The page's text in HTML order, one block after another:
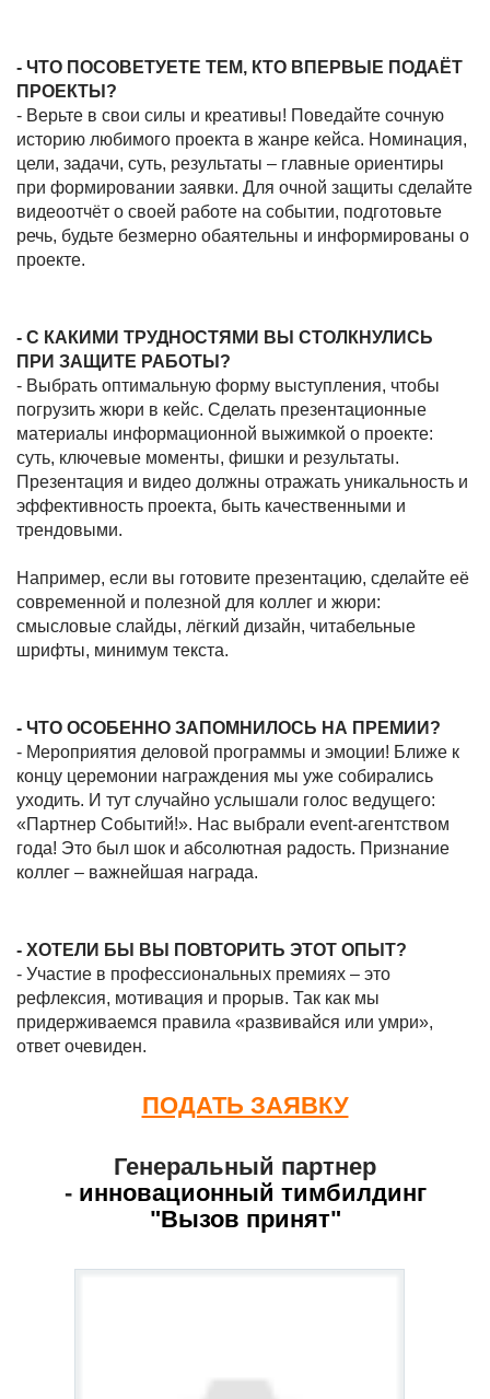
- ЧТО ПОСОВЕТУЕТЕ ТЕМ, КТО ВПЕРВЫЕ ПОДАЁТ
ПРОЕКТЫ?
- Верьте в свои силы и креативы! Поведайте сочную
историю любимого проекта в жанре кейса. Номинация,
цели, задачи, суть, результаты – главные ориентиры
при формировании заявки. Для очной защиты сделайте
видеоотчёт о своей работе на событии, подготовьте
речь, будьте безмерно обаятельны и информированы о
проекте.
- С КАКИМИ ТРУДНОСТЯМИ ВЫ СТОЛКНУЛИСЬ
ПРИ ЗАЩИТЕ РАБОТЫ?
- Выбрать оптимальную форму выступления, чтобы
погрузить жюри в кейс. Сделать презентационные
материалы информационной выжимкой о проекте:
суть, ключевые моменты, фишки и результаты.
Презентация и видео должны отражать уникальность и
эффективность проекта, быть качественными и
трендовыми.
Например, если вы готовите презентацию, сделайте её
современной и полезной для коллег и жюри:
смысловые слайды, лёгкий дизайн, читабельные
шрифты, минимум текста.
- ЧТО ОСОБЕННО ЗАПОМНИЛОСЬ НА ПРЕМИИ?
- Мероприятия деловой программы и эмоции! Ближе к
концу церемонии награждения мы уже собирались
уходить. И тут случайно услышали голос ведущего:
«Партнер Событий!». Нас выбрали event-агентством
года! Это был шок и абсолютная радость. Признание
коллег – важнейшая награда.
- ХОТЕЛИ БЫ ВЫ ПОВТОРИТЬ ЭТОТ ОПЫТ?
- Участие в профессиональных премиях – это
рефлексия, мотивация и прорыв. Так как мы
придерживаемся правила «развивайся или умри»,
ответ очевиден.
ПОДАТЬ ЗАЯВКУ
Генеральный партнер
- инновационный тимбилдинг
"Вызов принят"